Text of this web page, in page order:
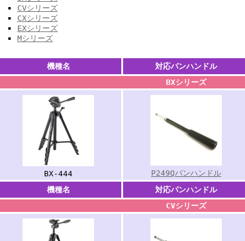
CVシリーズ
CXシリーズ
EXシリーズ
Mシリーズ
機種名 対応パンハンドル
BXシリーズ
BX-444 P249Qパンハンドル
機種名
対応パンハンドル
CVシリーズ